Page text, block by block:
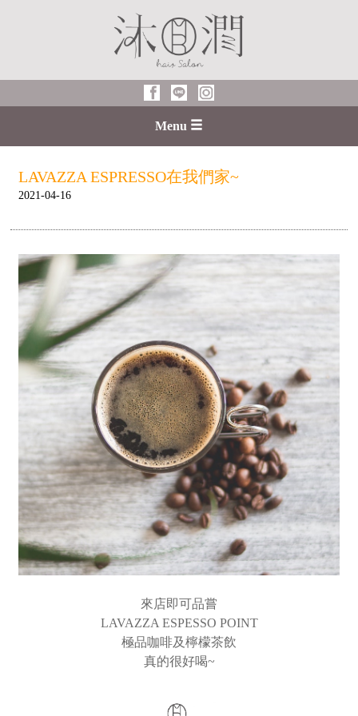
Menu
LAVAZZA ESPRESSO在我們家~
2021-04-16
來店即可品嘗
LAVAZZA ESPESSO POINT
極品咖啡及檸檬茶飲
真的很好喝~